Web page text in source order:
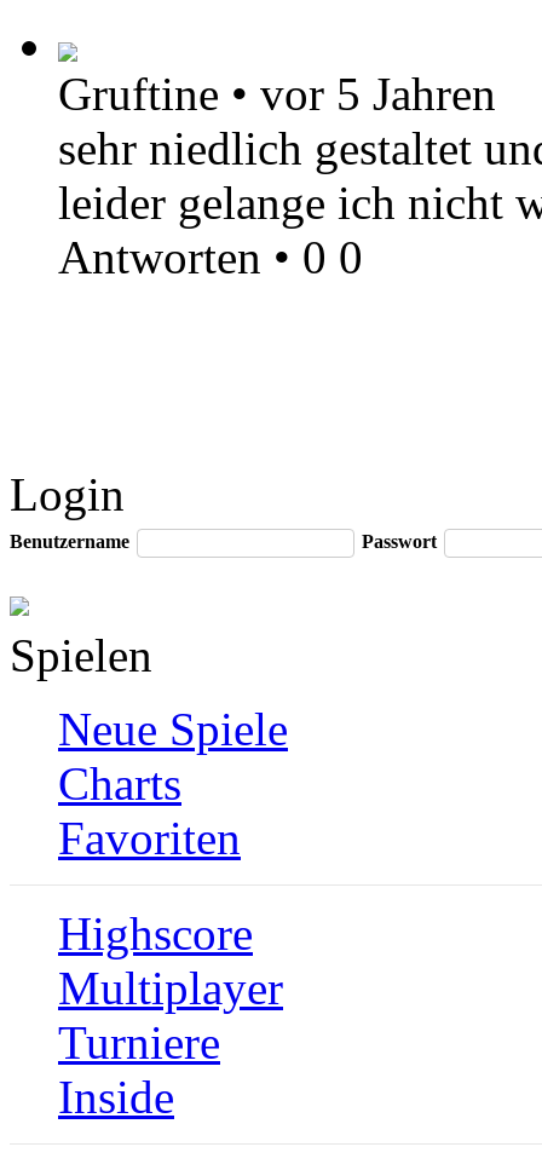
Gruftine • vor 5 Jahren
sehr niedlich gestaltet
leider gelange ich nicht
Antworten • 0 0
Login
Benutzername Passwort
Spielen
Neue Spiele
Charts
Favoriten
Highscore
Multiplayer
Turniere
Inside